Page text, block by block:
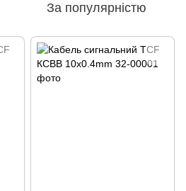
За популярністю